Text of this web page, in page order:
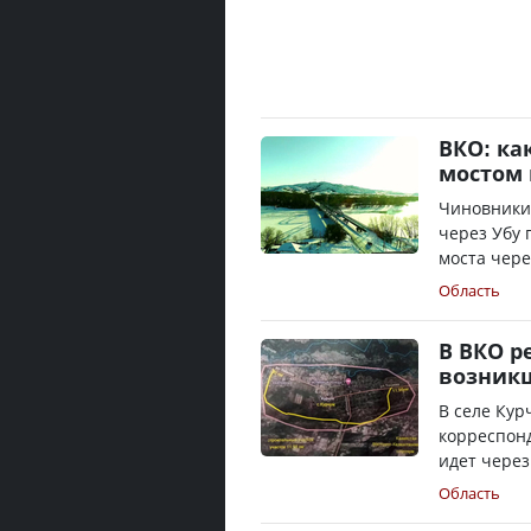
ВКО:
через Убу
моста
Область
В ВКО
В селе
идет
Область